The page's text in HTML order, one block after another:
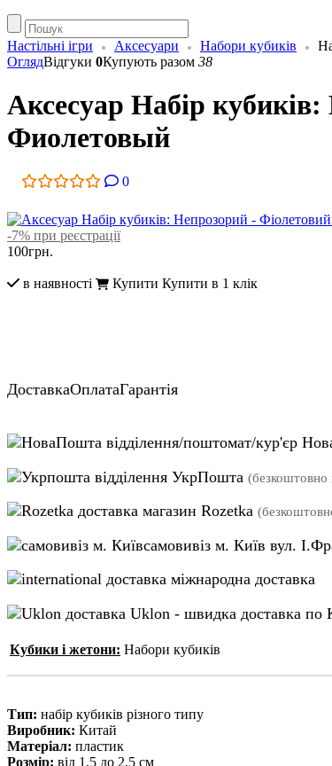
Настільні ігри Аксесуари Набори кубиків
ОглядВідгуки 0Купують разом 38
Аксесуар Набір
Фиолетовый
0
-7% при реєстрації
100грн.
в наявності Купити Купити в 1 клік
ДоставкаОплатаГарантія
відділення/поштомат/кур'єр
відділення УкрПошта (безкоштовно
магазин Rozetka
самовивіз м. Київ вул.
міжнародна доставка
Uklon - швидка доставка по
Кубики і жетони: Набори кубиків
Тип: набір кубиків різного типу
Виробник: Китай
Матеріал: пластик
Розмір: від 1,5 до 2,5 см